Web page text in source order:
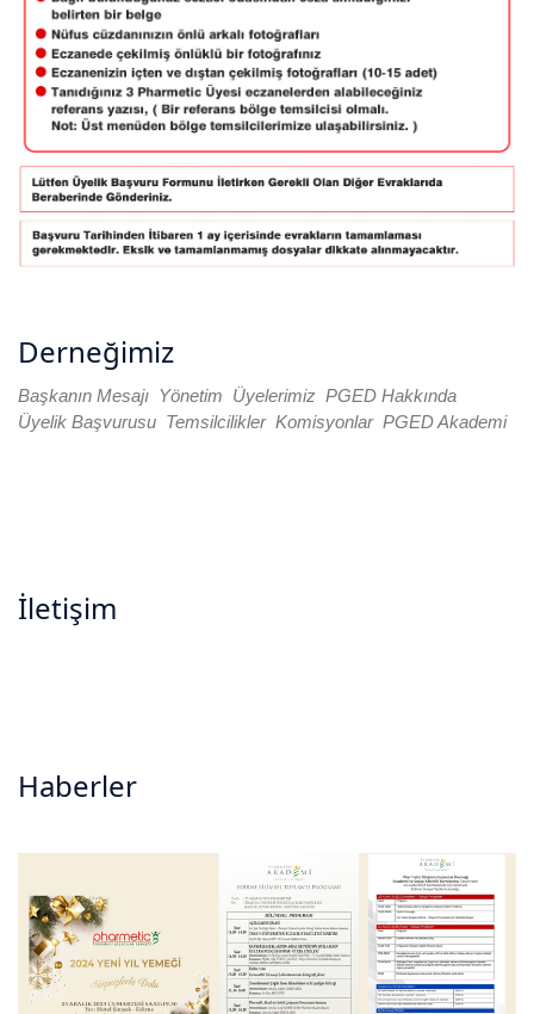
Derneğimiz
Başkanın Mesajı Yönetim Üyelerimiz PGED Hakkında
Üyelik Başvurusu Temsilcilikler Komisyonlar PGED Akademi
İletişim
Haberler